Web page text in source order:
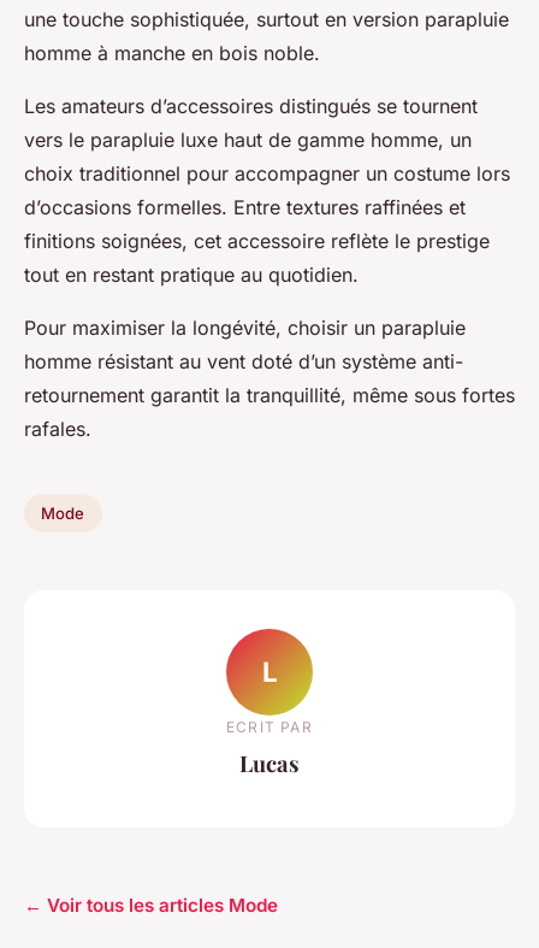
une touche sophistiquée, surtout en version parapluie
homme à manche en bois noble.
Les amateurs d’accessoires distingués se tournent
vers le parapluie luxe haut de gamme homme, un
choix traditionnel pour accompagner un costume lors
d’occasions formelles. Entre textures raffinées et
finitions soignées, cet accessoire reflète le prestige
tout en restant pratique au quotidien.
Pour maximiser la longévité, choisir un parapluie
homme résistant au vent doté d’un système anti-
retournement garantit la tranquillité, même sous fortes
rafales.
Mode
L
ECRIT PAR
Lucas
← Voir tous les articles Mode